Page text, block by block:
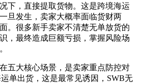
下，直接提取货物。这是跨境海运
旦发生，卖家大概率面临货财两
。很多新手卖家不清楚无单放货的
，最终造成巨额亏损，掌握风险场
大核心场景，是卖家重点防控对
单出货，这是最常见诱因，SWB无